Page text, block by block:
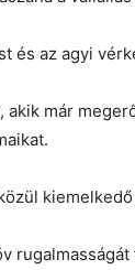
és az agyi
akik már